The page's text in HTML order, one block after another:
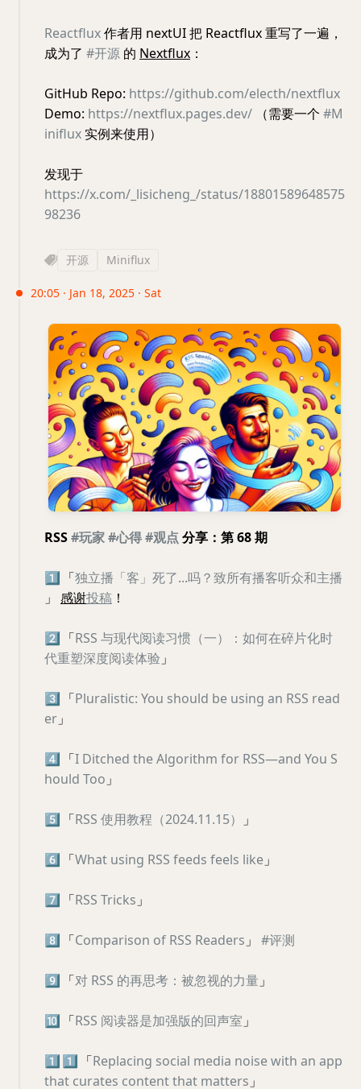
Reactflux作者用 nextUI 把 Reactflux 重写了一遍，
成为了 #开源 的 Nextflux ：
GitHub Repo: https://github.com/electh/nextflux
Demo: https://nextflux.pages.dev/ （需要一个 #M
iniflux 实例来使用）
发现于
https://x.com/_lisicheng_/status/18801589648575
98236
开源 Miniflux
20:05 · Jan 18, 2025 · Sat
RSS#玩家#心得#观点分享：第 68 期
1️⃣ 「独立播「客」死了...吗？致所有播客听众和主播
」 感谢投稿 ！
2️⃣ 「RSS 与现代阅读习惯（一）：如何在碎片化时
代重塑深度阅读体验」
3️⃣ 「Pluralistic: You should be using an RSS read
er」
4️⃣ 「I Ditched the Algorithm for RSS—and You S
hould Too」
5️⃣ 「RSS 使用教程（2024.11.15） 」
6️⃣ 「What using RSS feeds feels like」
7️⃣ 「RSS Tricks」
8️⃣ 「Comparison of RSS Readers」 #评测
9️⃣ 「对 RSS 的再思考：被忽视的力量」
🔟 「RSS 阅读器是加强版的回声室」
1️⃣1️⃣ 「Replacing social media noise with an app
that curates content that matters」